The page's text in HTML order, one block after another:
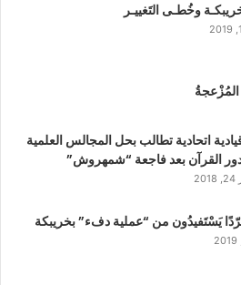
وخُطـى التَغييـر
اتحادية تطالب بحل المجالس العلمية
القرآن بعد فاجعة “شمهروش”